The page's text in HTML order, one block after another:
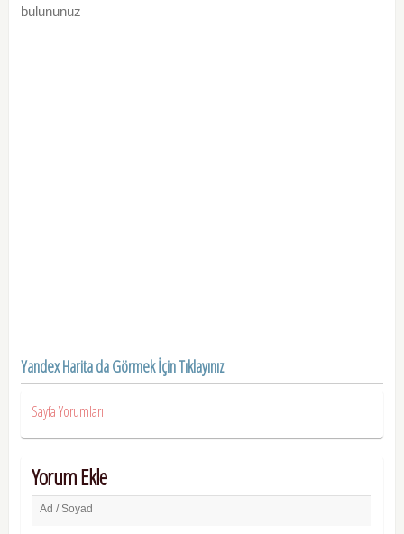
bulununuz
Yandex Harita da Görmek İçin Tıklayınız
Sayfa Yorumları
Yorum Ekle
Ad / Soyad